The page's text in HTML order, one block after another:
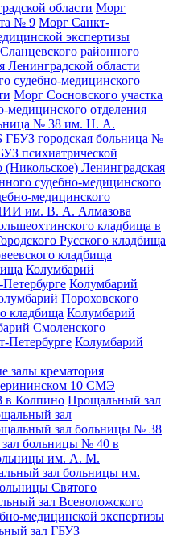
области Морг
№ 9 Морг Санкт-
экспертизы
районного
Ленинградской области
судебно-медицинского
Морг Сосновского участка
медицинского отделения
№ 38 им. Н. А.
городская больница №
психиатрической
Ленинградская
судебно-медицинского
медицинского
им. В. А. Алмазова
кладбища в
Русского кладбища
кладбища
Колумбарий
Колумбарий
Пороховского
кладбища Колумбарий
Смоленского
Петербурге Колумбарий
залы крематория
10 СМЭ
в Колпино Прощальный зал
зал
зал больницы № 38
больницы № 40 в
им. А. М.
зал больницы им.
Святого
зал Всеволожского
медицинской экспертизы
зал ГБУЗ